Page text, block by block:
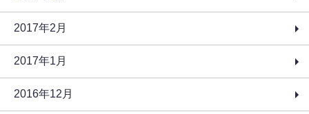
2017年2月
2017年1月
2016年12月